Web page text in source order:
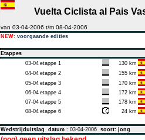
Vuelta Ciclista al Pais
van 03-04-2006 t/m 08-04-2006
NEW: voorgaande edities
Etappes
03-04 etappe 1
130 km
04-04 etappe 2
155 km
05-04 etappe 3
170 km
06-04 etappe 4
172 km
07-04 etappe 5
178 km
08-04 etappe 6 24 km
Wedstrijduitslag datum : 03-04-2006 soort: jong